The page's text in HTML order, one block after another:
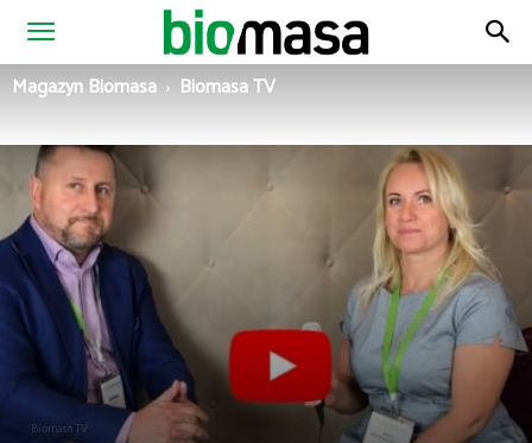
Magazyn
Biomasa
Magazyn Biomasa Biomasa TV
Biomasa TV